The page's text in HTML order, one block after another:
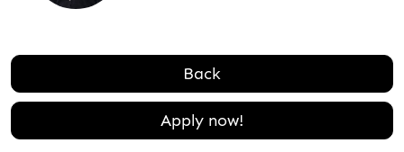
Back
Apply now!